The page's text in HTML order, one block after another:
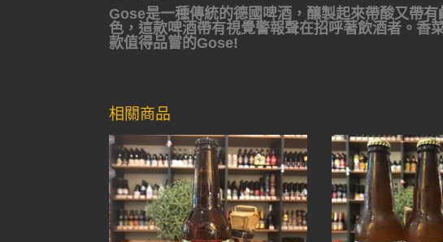
Gose是一種傳統的德國啤酒，釀製起來帶酸又帶
色，這款啤酒帶有視覺警報聲在招呼著飲酒者。香
款值得品嘗的Gose!
相關商品